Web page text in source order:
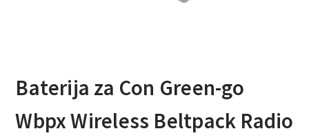
Baterija za Con Green-go
Wbpx Wireless Beltpack Radio